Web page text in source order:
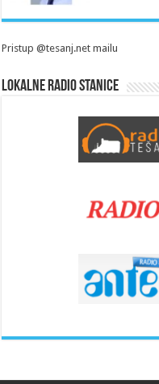
Pristup @tesanj.net mailu
Lokalne radio stanice